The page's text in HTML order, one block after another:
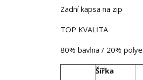
Zadní kapsa na zip
TOP KVALITA
80% bavlna / 20%
Šířka